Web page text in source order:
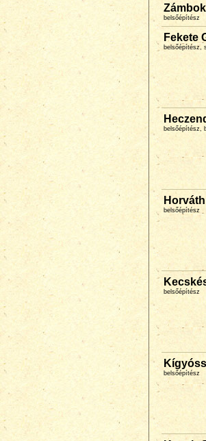
belsőépítész
Fekete
belsőépítész,
belsőépítész,
belsőépítész
belsőépítész
belsőépítész